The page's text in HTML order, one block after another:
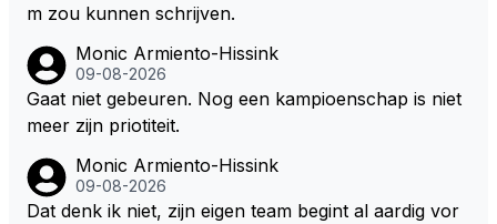
m zou kunnen schrijven.
Monic Armiento-Hissink
09-08-2026
Gaat niet gebeuren. Nog een kampioenschap is niet
meer zijn priotiteit.
Monic Armiento-Hissink
09-08-2026
Dat denk ik niet, zijn eigen team begint al aardig vor